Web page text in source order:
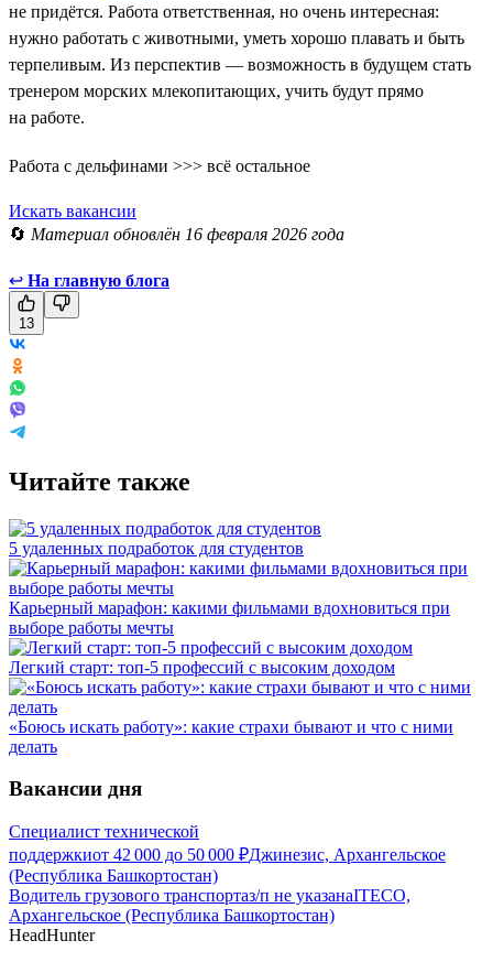
не придётся. Работа ответственная, но очень интересная:
нужно работать с животными, уметь хорошо плавать и быть
терпеливым. Из перспектив — возможность в будущем стать
тренером морских млекопитающих, учить будут прямо
на работе.
Работа с дельфинами >>> всё остальное
Искать вакансии
🔄 Материал обновлён 16 февраля 2026 года
↩ На главную блога
13
Читайте также
5 удаленных подработок для студентов
Карьерный марафон: какими фильмами вдохновиться при
выборе работы мечты
Легкий старт: топ-5 профессий с высоким доходом
«Боюсь искать работу»: какие страхи бывают и что с ними
делать
Вакансии дня
Специалист технической
поддержкиот 42 000 до 50 000 ₽Джинезис, Архангельское
(Республика Башкортостан)
Водитель грузового транспортаз/п не указанаITECO,
Архангельское (Республика Башкортостан)
HeadHunter